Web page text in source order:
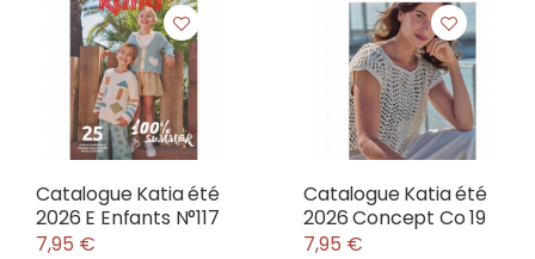
Catalogue Katia été
2026 E Enfants N°117
7,95 €
Catalogue Katia été
2026 Concept Co 19
7,95 €